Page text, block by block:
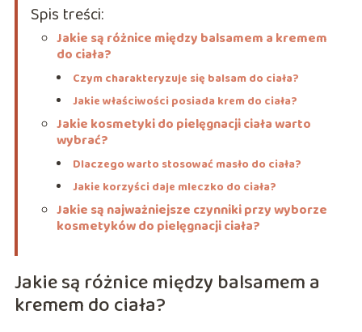
Spis treści:
Jakie są różnice między balsamem a kremem
do ciała?
Czym charakteryzuje się balsam do ciała?
Jakie właściwości posiada krem do ciała?
Jakie kosmetyki do pielęgnacji ciała warto
wybrać?
Dlaczego warto stosować masło do ciała?
Jakie korzyści daje mleczko do ciała?
Jakie są najważniejsze czynniki przy wyborze
kosmetyków do pielęgnacji ciała?
Jakie są różnice między balsamem a
kremem do ciała?